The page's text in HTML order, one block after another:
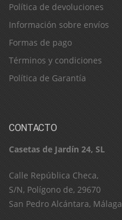
Política de devoluciones
Información sobre envíos
Formas de pago
Términos y condiciones
Política de Garantía
CONTACTO
Casetas de Jardín 24, SL
C​a​l​l​e​ ​R​e​p​ú​b​l​i​c​a​ ​C​h​e​c​a​,​ ​
S​/​N​,​ ​P​o​l​í​g​o​n​o​ ​d​e​,​ ​2​9​6​7​0​
​S​a​n​ ​P​e​d​r​o​ ​A​l​c​á​n​t​a​r​a​,​ ​M​á​l​a​g​a